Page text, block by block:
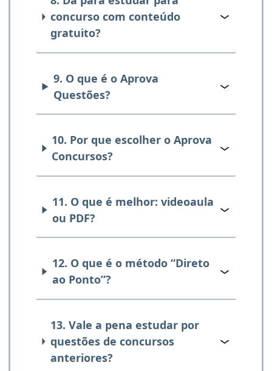
concurso com conteúdo
gratuito?
9. O que é o Aprova
Questões?
10. Por que escolher o Aprova
Concursos?
11. O que é melhor: videoaula
ou PDF?
12. O que é o método “Direto
ao Ponto”?
13. Vale a pena estudar por
questões de concursos
anteriores?